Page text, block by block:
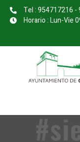
Tel : 954717216 -
Horario : Lun-Vie